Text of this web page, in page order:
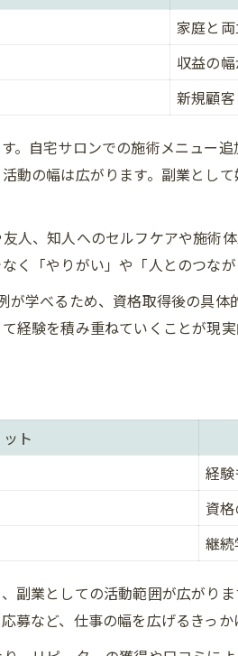
家庭と
収益の
新規顧
自宅サロンでの施術メニュー
動の幅は広がります。副業とし
、知人へのセルフケアや施術
「やりがい」や「人とのつなが
学べるため、資格取得後の具
験を積み重ねていくことが現実
ト
経
資
継
業としての活動範囲が広がり
など、仕事の幅を広げるきっか